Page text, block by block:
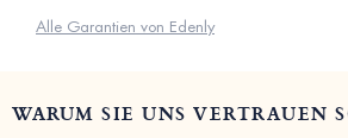
Alle Garantien von Edenly
WARUM SIE UNS VERTRAUEN